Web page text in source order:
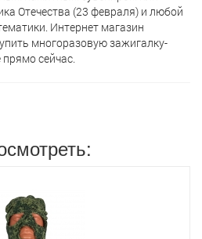
Отечества (23 февраля) и любой
Интернет магазин
многоразовую зажигалку-
прямо сейчас.